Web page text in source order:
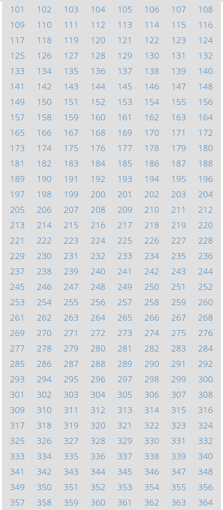
101
102 103 104 105 106 107
108
109
110 111 112 113 114 115
116
117
118 119 120 121 122 123
124
125
126 127 128 129 130 131
132
133
134 135 136 137 138 139
140
141
142 143 144 145 146 147
148
149
150 151 152 153 154 155
156
157
158 159 160 161 162 163
164
165
166 167 168 169 170 171
172
173
174 175 176 177 178 179
180
181
182 183 184 185 186 187
188
189
190 191 192 193 194 195
196
197
198 199 200 201 202 203
204
205
206 207 208 209 210 211
212
213
214 215 216 217 218 219
220
221
222 223 224 225 226 227
228
229
230 231 232 233 234 235
236
237
238 239 240 241 242 243
244
245
246 247 248 249 250 251
252
253
254 255 256 257 258 259
260
261
262 263 264 265 266 267
268
269
270 271 272 273 274 275
276
277
278 279 280 281 282 283
284
285
286 287 288 289 290 291
292
293
294 295 296 297 298 299
300
301
302 303 304 305 306 307
308
309
310 311 312 313 314 315
316
317
318 319 320 321 322 323
324
325
326 327 328 329 330 331
332
333
334 335 336 337 338 339
340
341
342 343 344 345 346 347
348
349
350 351 352 353 354 355
356
357
358 359 360 361 362 363 364